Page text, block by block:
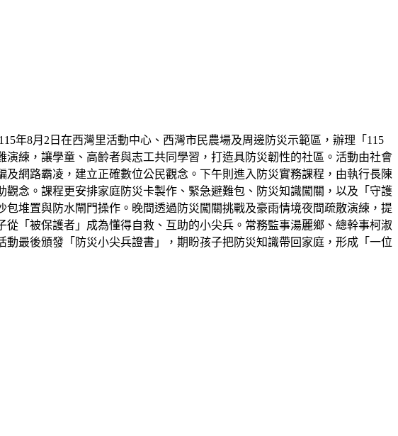
年8月2日在西灣里活動中心、西灣市民農場及周邊防災示範區，辦理「115
練，讓學童、高齡者與志工共同學習，打造具防災韌性的社區。活動由社會
網路霸凌，建立正確數位公民觀念。下午則進入防災實務課程，由執行長陳
念。課程更安排家庭防災卡製作、緊急避難包、防災知識闖關，以及「守護
堆置與防水閘門操作。晚間透過防災闖關挑戰及豪雨情境夜間疏散演練，提
「被保護者」成為懂得自救、互助的小尖兵。常務監事湯麗鄉、總幹事柯淑
最後頒發「防災小尖兵證書」，期盼孩子把防災知識帶回家庭，形成「一位